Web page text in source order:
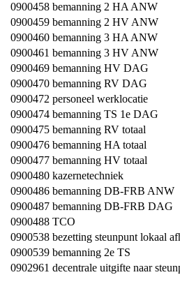
0900458 bemanning 2 HA ANW
0900459 bemanning 2 HV ANW
0900460 bemanning 3 HA ANW
0900461 bemanning 3 HV ANW
0900469 bemanning HV DAG
0900470 bemanning RV DAG
0900472 personeel werklocatie
0900474 bemanning TS 1e DAG
0900475 bemanning RV totaal
0900476 bemanning HA totaal
0900477 bemanning HV totaal
0900480 kazernetechniek
0900486 bemanning DB-FRB ANW
0900487 bemanning DB-FRB DAG
0900488 TCO
0900538 bezetting steunpunt lokaal
0900539 bemanning 2e TS
0902961 decentrale uitgifte naar